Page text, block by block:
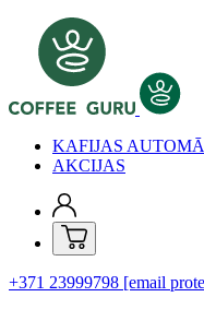
KAFIJAS
AKCIJAS
+371 23999798 [email